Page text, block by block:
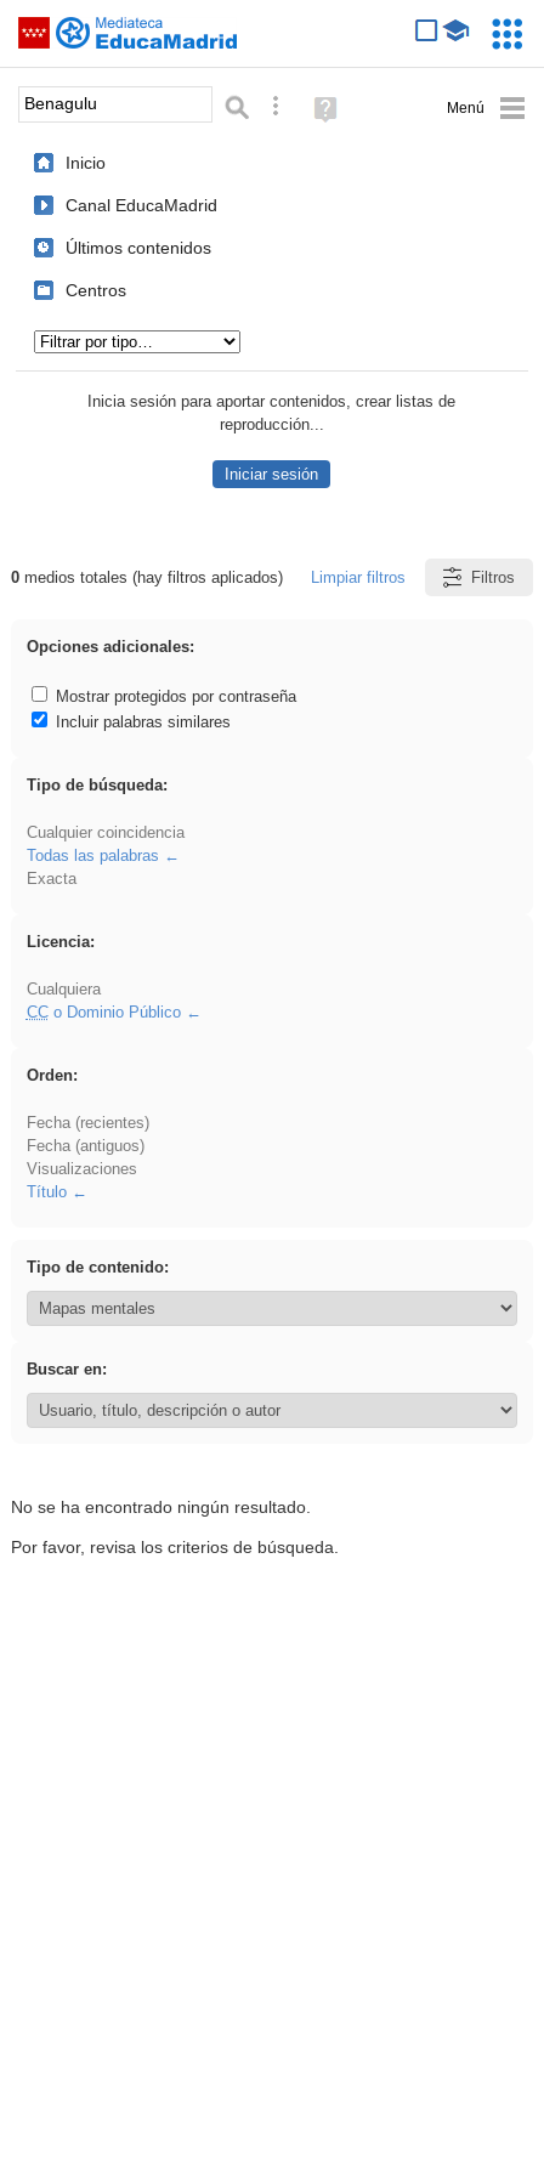
Saltar navegación
Palabra o frase: Búsqueda avanzada
Ayuda
(en
Inicio
Canal EducaMadrid
Últimos contenidos
Centros
Inicia sesión para aportar contenidos, crear listas de
reproducción...
Iniciar sesión
Resultados de: Benagulu
0medios totales (hay filtros aplicados) Limpiar filtros Filtros
Opciones adicionales:
Mostrar protegidos por contraseña
Incluir palabras similares
Tipo de búsqueda:
Cualquier coincidencia
Todas las palabras
Exacta
Licencia:
Cualquiera
CCo Dominio Público
Orden:
Fecha (recientes)
Fecha (antiguos)
Visualizaciones
Título
Tipo de contenido:
Buscar en:
No se ha encontrado ningún resultado.
Por favor, revisa los criterios de búsqueda.